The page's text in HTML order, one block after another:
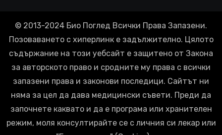
© 2013-2024 Био Поглед Всички Права Запазени.
Позоваването с хиперлинк е задължително. Цялото
съдържание на този уебсайт е защитено от Закона
за авторското право и сродните му права с всички
запазени права и законови последици. Сайтът ни
няма за цел да дава медицински съвети. Преди да
започнете каквато и да е програма или хранителен
режим, моля консултирайте се с личния си лекар или